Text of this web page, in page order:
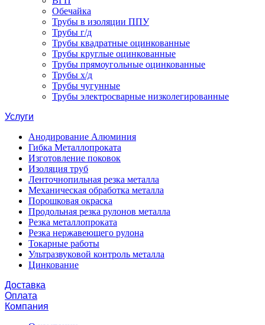
Обечайка
Трубы в изоляции ППУ
Трубы г/д
Трубы квадратные оцинкованные
Трубы круглые оцинкованные
Трубы прямоугольные оцинкованные
Трубы х/д
Трубы чугунные
Трубы электросварные низколегированные
Услуги
Анодирование Алюминия
Гибка Металлопроката
Изготовление поковок
Изоляция труб
Ленточнопильная резка металла
Механическая обработка металла
Порошковая окраска
Продольная резка рулонов металла
Резка металлопроката
Резка нержавеющего рулона
Токарные работы
Ультразвуковой контроль металла
Цинкование
Доставка
Оплата
Компания